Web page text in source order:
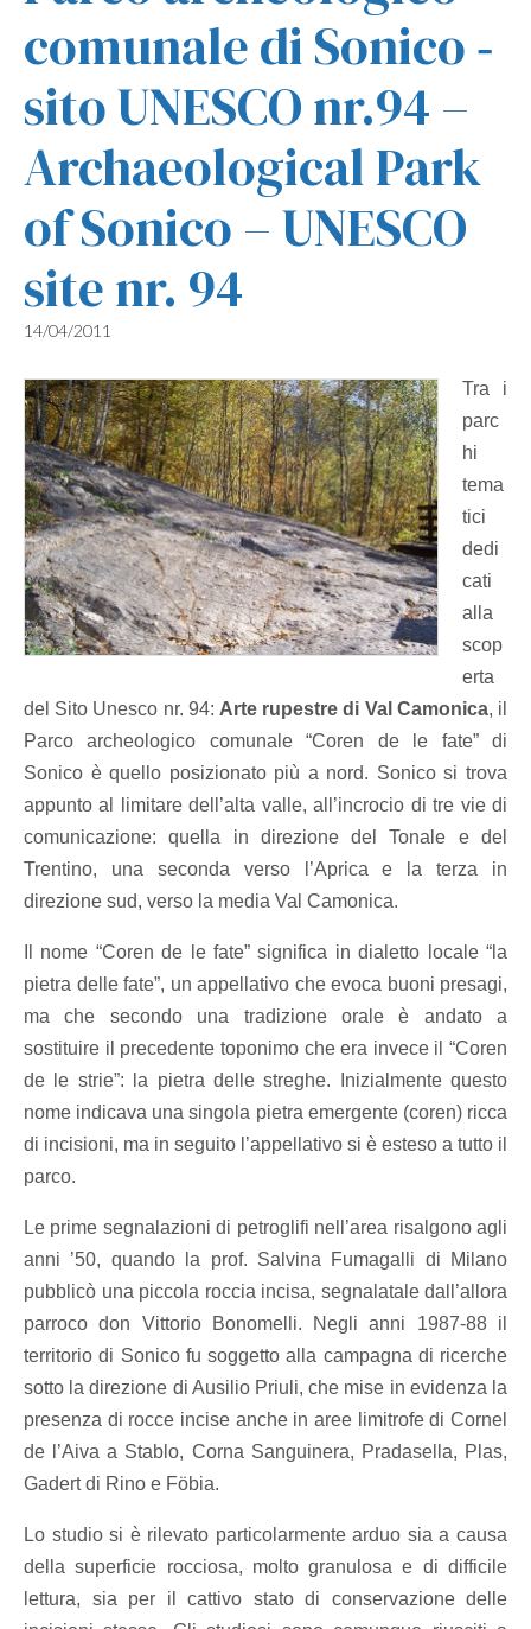
comunale di Sonico ‐
sito UNESCO nr.94 –
Archaeological Park
of Sonico – UNESCO
site nr. 94
14/04/2011
Tra i
parc
hi
tema
tici
dedi
cati
alla
scop
erta
del Sito Unesco nr. 94: Arte rupestre di Val Camonica, il
Parco archeologico comunale “Coren de le fate” di
Sonico è quello posizionato più a nord. Sonico si trova
appunto al limitare dell’alta valle, all’incrocio di tre vie di
comunicazione: quella in direzione del Tonale e del
Trentino, una seconda verso l’Aprica e la terza in
direzione sud, verso la media Val Camonica.
Il nome “Coren de le fate” significa in dialetto locale “la
pietra delle fate”, un appellativo che evoca buoni presagi,
ma che secondo una tradizione orale è andato a
sostituire il precedente toponimo che era invece il “Coren
de le strie”: la pietra delle streghe. Inizialmente questo
nome indicava una singola pietra emergente (coren) ricca
di incisioni, ma in seguito l’appellativo si è esteso a tutto il
parco.
Le prime segnalazioni di petroglifi nell’area risalgono agli
anni ’50, quando la prof. Salvina Fumagalli di Milano
pubblicò una piccola roccia incisa, segnalatale dall’allora
parroco don Vittorio Bonomelli. Negli anni 1987‐88 il
territorio di Sonico fu soggetto alla campagna di ricerche
sotto la direzione di Ausilio Priuli, che mise in evidenza la
presenza di rocce incise anche in aree limitrofe di Cornel
de l’Aiva a Stablo, Corna Sanguinera, Pradasella, Plas,
Gadert di Rino e Föbia.
Lo studio si è rilevato particolarmente arduo sia a causa
della superficie rocciosa, molto granulosa e di difficile
lettura, sia per il cattivo stato di conservazione delle